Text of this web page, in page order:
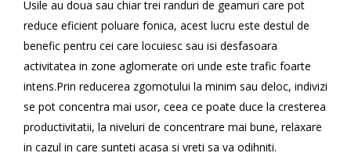
Usile au doua sau chiar trei randuri de geamuri care pot
reduce eficient poluare fonica, acest lucru este destul de
benefic pentru cei care locuiesc sau isi desfasoara
activitatea in zone aglomerate ori unde este trafic foarte
intens.Prin reducerea zgomotului la minim sau deloc, indivizi
se pot concentra mai usor, ceea ce poate duce la cresterea
productivitatii, la niveluri de concentrare mai bune, relaxare
in cazul in care sunteti acasa si vreti sa va odihniti.